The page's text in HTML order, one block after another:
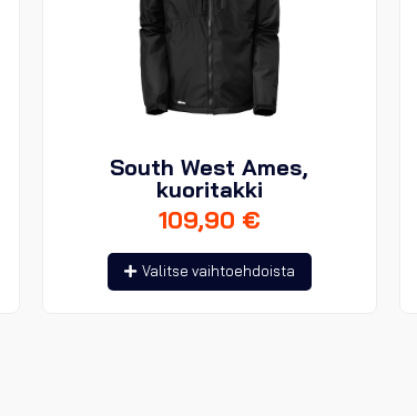
South West Ames,
kuoritakki
109,90 €
Valitse vaihtoehdoista
Tällä
tuotteella